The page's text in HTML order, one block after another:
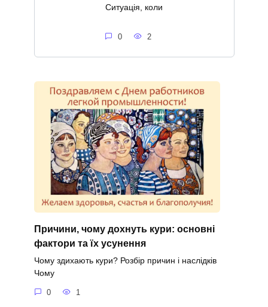
Ситуація, коли
0 2
Причини, чому дохнуть кури: основні
фактори та їх усунення
Чому здихають кури? Розбір причин і наслідків
Чому
0 1